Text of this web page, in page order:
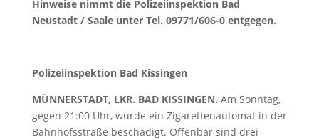
Hinweise nimmt die Polizeiinspektion Bad
Neustadt / Saale unter Tel. 09771/606-0 entgegen.
Polizeiinspektion Bad Kissingen
MÜNNERSTADT, LKR. BAD KISSINGEN. Am Sonntag,
gegen 21:00 Uhr, wurde ein Zigarettenautomat in der
Bahnhofsstraße beschädigt. Offenbar sind drei